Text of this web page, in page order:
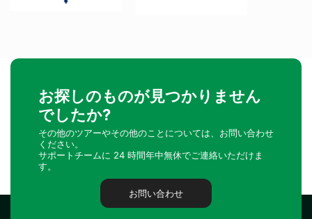
お探しのものが見つかりません
でしたか?
その他のツアーやその他のことについては、お問い合わせ
ください。
サポートチームに 24 時間年中無休でご連絡いただけま
す。
お問い合わせ